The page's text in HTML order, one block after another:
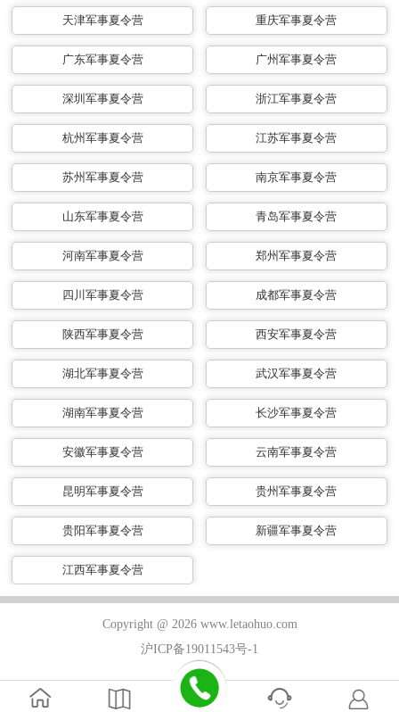
天津军事夏令营 重庆军事夏令营
广东军事夏令营 广州军事夏令营
深圳军事夏令营 浙江军事夏令营
杭州军事夏令营 江苏军事夏令营
苏州军事夏令营 南京军事夏令营
山东军事夏令营 青岛军事夏令营
河南军事夏令营 郑州军事夏令营
四川军事夏令营 成都军事夏令营
陕西军事夏令营 西安军事夏令营
湖北军事夏令营 武汉军事夏令营
湖南军事夏令营 长沙军事夏令营
安徽军事夏令营 云南军事夏令营
昆明军事夏令营 贵州军事夏令营
贵阳军事夏令营 新疆军事夏令营
江西军事夏令营
Copyright @ 2026 www.letaohuo.com
沪ICP备19011543号-1